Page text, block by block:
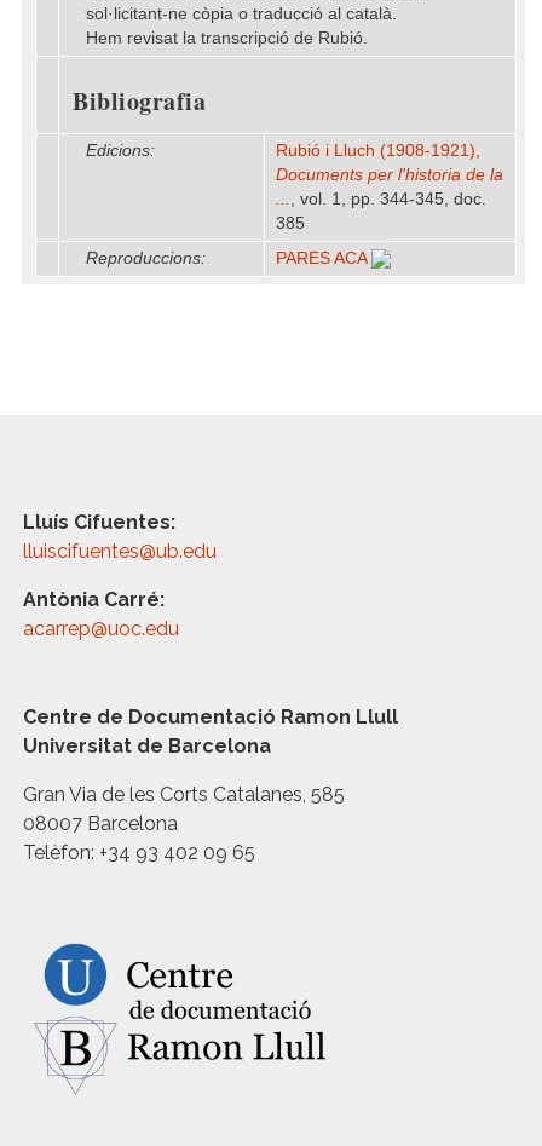
sol·licitant-ne còpia o traducció al català.
Hem revisat la transcripció de Rubió.
Bibliografia
Edicions:
Rubió i Lluch (1908-1921),
Documents per l'historia de la
... , vol. 1, pp. 344-345, doc.
385
Reproduccions:
PARES ACA
Lluís Cifuentes:
lluiscifuentes@ub.edu
Antònia Carré:
acarrep@uoc.edu
Centre de Documentació Ramon Llull
Universitat de Barcelona
Gran Via de les Corts Catalanes, 585
08007 Barcelona
Telèfon: +34 93 402 09 65